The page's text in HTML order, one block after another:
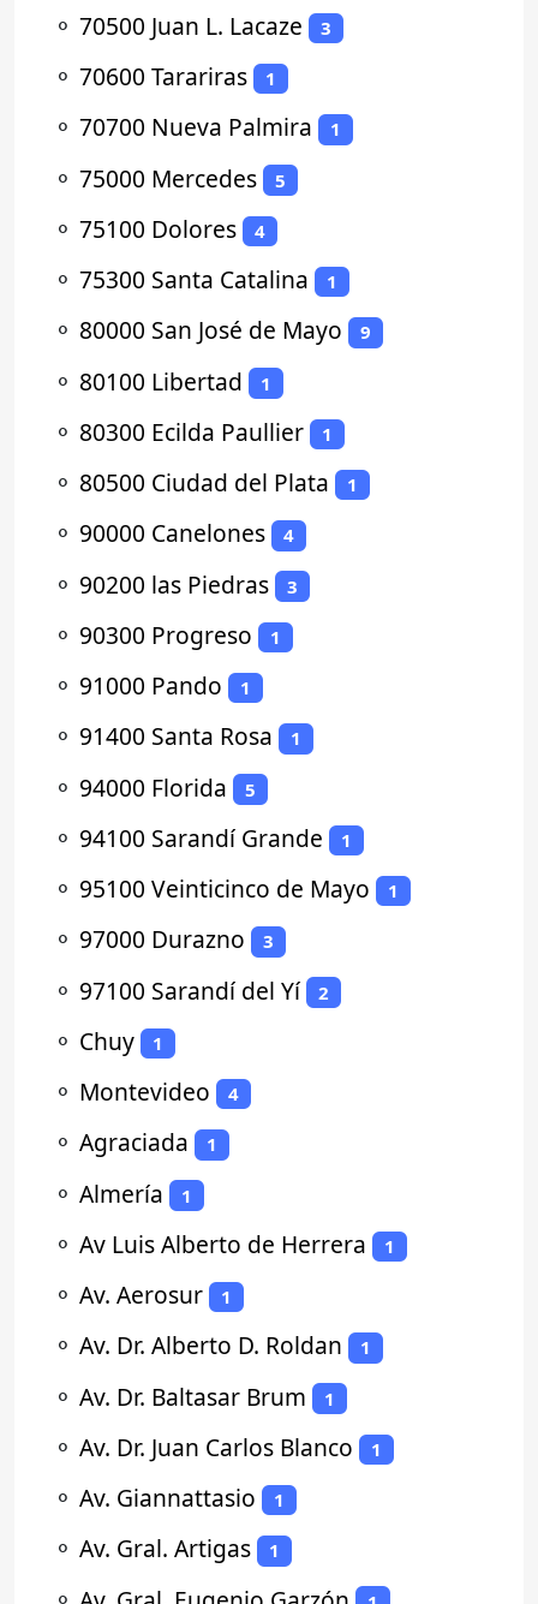
⚬ 70500 Juan L. Lacaze 3
⚬ 70600 Tarariras 1
⚬ 70700 Nueva Palmira 1
⚬ 75000 Mercedes 5
⚬ 75100 Dolores 4
⚬ 75300 Santa Catalina 1
⚬ 80000 San José de Mayo 9
⚬ 80100 Libertad 1
⚬ 80300 Ecilda Paullier 1
⚬ 80500 Ciudad del Plata 1
⚬ 90000 Canelones 4
⚬ 90200 las Piedras 3
⚬ 90300 Progreso 1
⚬ 91000 Pando 1
⚬ 91400 Santa Rosa 1
⚬ 94000 Florida 5
⚬ 94100 Sarandí Grande 1
⚬ 95100 Veinticinco de Mayo 1
⚬ 97000 Durazno 3
⚬ 97100 Sarandí del Yí 2
⚬ Chuy 1
⚬ Montevideo 4
⚬ Agraciada 1
⚬ Almería 1
⚬ Av Luis Alberto de Herrera 1
⚬ Av. Aerosur 1
⚬ Av. Dr. Alberto D. Roldan 1
⚬ Av. Dr. Baltasar Brum 1
⚬ Av. Dr. Juan Carlos Blanco 1
⚬ Av. Giannattasio 1
⚬ Av. Gral. Artigas 1